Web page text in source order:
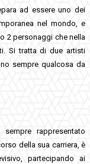
ad essere uno dei
nel mondo, e
2 personaggi che nella
Si tratta di due artisti
sempre qualcosa da
rappresentato
della sua carriera, è
partecipando ai